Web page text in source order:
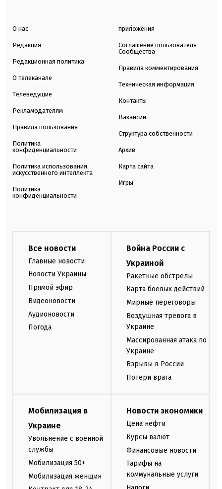
О нас
Редакция
Редакционная политика
О телеканале
Телеведущие
Рекламодателям
Правила пользования
Политика
конфиденциальности
Политика использования
искусственного интеллекта
Политика
конфиденциальности
приложения
Соглашение пользователя
Сообщества
Правила комментирования
Техническая информация
Контакты
Вакансии
Структура собственности
Архив
Карта сайта
Игры
Все новости
Главные новости
Новости Украины
Прямой эфир
Видеоновости
Аудионовости
Погода
Война России с
Украиной
Ракетные обстрелы
Карта боевых действий
Мирные переговоры
Воздушная тревога в
Украине
Массированная атака по
Украине
Взрывы в России
Потери врага
Мобилизация в
Украине
Увольнение с военной
службы
Мобилизация 50+
Мобилизация женщин
Новости экономики
Цена нефти
Курсы валют
Финансовые новости
Тарифы на
коммунальные услуги